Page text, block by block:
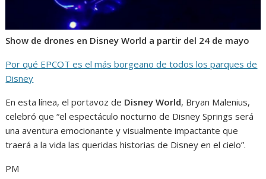
Show de drones en Disney World a partir del 24 de mayo
Por qué EPCOT es el más borgeano de todos los parques de
Disney
En esta línea, el portavoz de Disney World, Bryan Malenius,
celebró que “el espectáculo nocturno de Disney Springs será
una aventura emocionante y visualmente impactante que
traerá a la vida las queridas historias de Disney en el cielo”.
PM